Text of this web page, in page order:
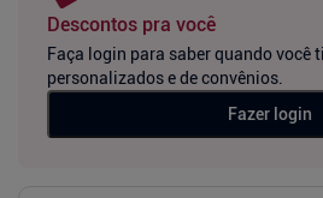
Descontos pra você
Faça login para saber quando você
personalizados e de convênios.
Fazer login